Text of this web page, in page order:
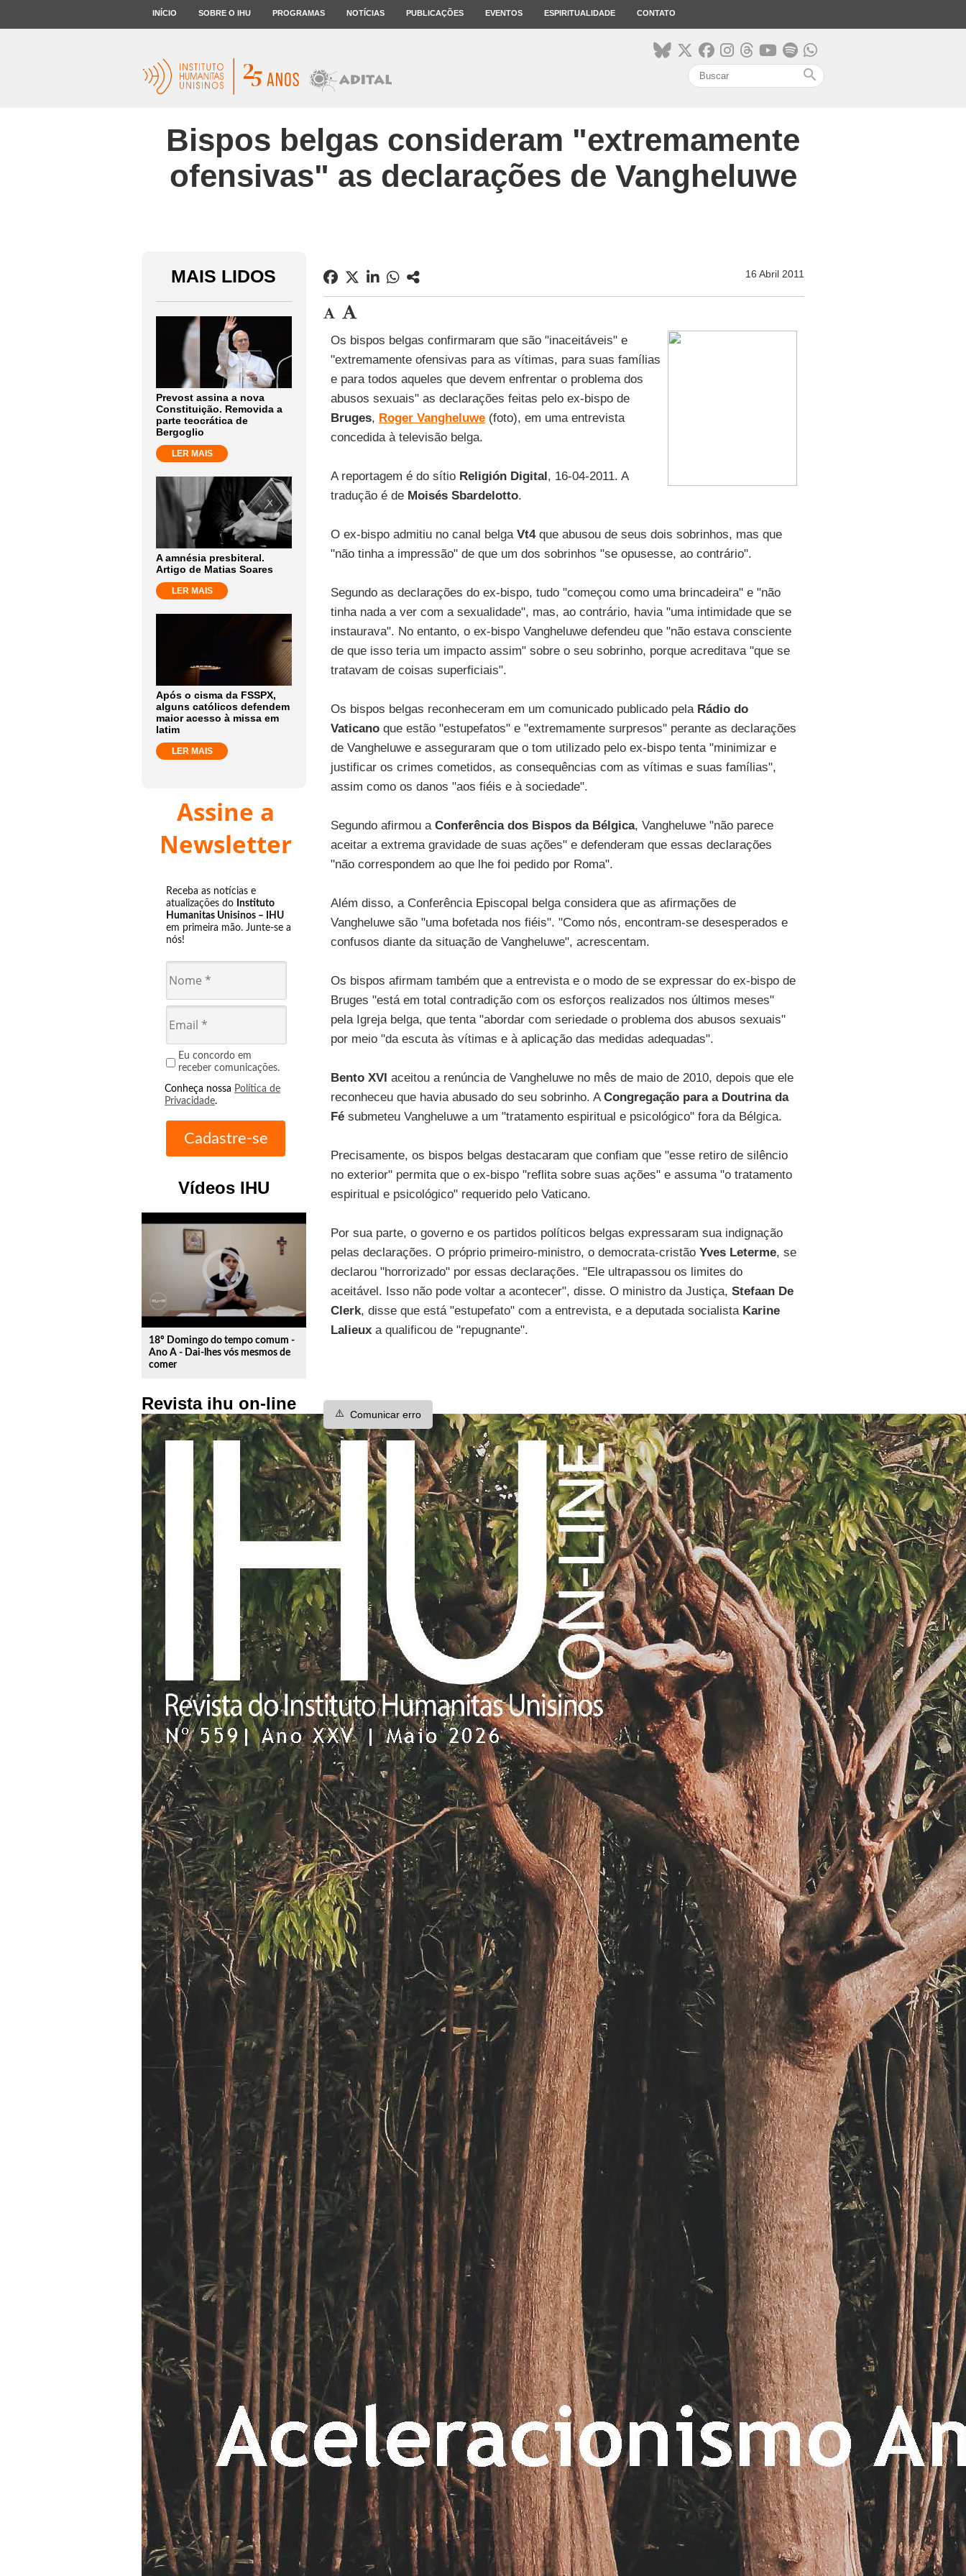
INÍCIO SOBRE O IHU PROGRAMAS NOTÍCIAS PUBLICAÇÕES EVENTOS ESPIRITUALIDADE CONTATO
search
Bispos belgas consideram "extremamente
ofensivas" as declarações de Vangheluwe
MAIS LIDOS
Prevost assina a nova
Constituição. Removida a
parte teocrática de
Bergoglio
LER MAIS
A amnésia presbiteral.
Artigo de Matias Soares
LER MAIS
Após o cisma da FSSPX,
alguns católicos defendem
maior acesso à missa em
latim
LER MAIS
Assine a
Newsletter
Receba as notícias e
atualizações do Instituto
Humanitas Unisinos – IHU
em primeira mão. Junte-se a
nós!
Eu concordo em
receber comunicações.
Conheça nossa Política de
Privacidade.
Vídeos IHU
play_circle_outline
18º Domingo do tempo comum -
Ano A - Dai-lhes vós mesmos de
comer
Revista ihu on-line
16 Abril 2011
Os bispos belgas confirmaram que são "inaceitáveis" e
"extremamente ofensivas para as vítimas, para suas famílias
e para todos aqueles que devem enfrentar o problema dos
abusos sexuais" as declarações feitas pelo ex-bispo de
Bruges, Roger Vangheluwe(foto), em uma entrevista
concedida à televisão belga.
A reportagem é do sítio Religión Digital, 16-04-2011. A
tradução é de Moisés Sbardelotto.
O ex-bispo admitiu no canal belga Vt4 que abusou de seus dois sobrinhos, mas que
"não tinha a impressão" de que um dos sobrinhos "se opusesse, ao contrário".
Segundo as declarações do ex-bispo, tudo "começou como uma brincadeira" e "não
tinha nada a ver com a sexualidade", mas, ao contrário, havia "uma intimidade que se
instaurava". No entanto, o ex-bispo Vangheluwe defendeu que "não estava consciente
de que isso teria um impacto assim" sobre o seu sobrinho, porque acreditava "que se
tratavam de coisas superficiais".
Os bispos belgas reconheceram em um comunicado publicado pela Rádio do
Vaticanoque estão "estupefatos" e "extremamente surpresos" perante as declarações
de Vangheluwe e asseguraram que o tom utilizado pelo ex-bispo tenta "minimizar e
justificar os crimes cometidos, as consequências com as vítimas e suas famílias",
assim como os danos "aos fiéis e à sociedade".
Segundo afirmou a Conferência dos Bispos da Bélgica, Vangheluwe "não parece
aceitar a extrema gravidade de suas ações" e defenderam que essas declarações
"não correspondem ao que lhe foi pedido por Roma".
Além disso, a Conferência Episcopal belga considera que as afirmações de
Vangheluwe são "uma bofetada nos fiéis". "Como nós, encontram-se desesperados e
confusos diante da situação de Vangheluwe", acrescentam.
Os bispos afirmam também que a entrevista e o modo de se expressar do ex-bispo de
Bruges "está em total contradição com os esforços realizados nos últimos meses"
pela Igreja belga, que tenta "abordar com seriedade o problema dos abusos sexuais"
por meio "da escuta às vítimas e à aplicação das medidas adequadas".
Bento XVI aceitou a renúncia de Vangheluwe no mês de maio de 2010, depois que ele
reconheceu que havia abusado do seu sobrinho. ACongregação para a Doutrina da
Fésubmeteu Vangheluwe a um "tratamento espiritual e psicológico" fora da Bélgica.
Precisamente, os bispos belgas destacaram que confiam que "esse retiro de silêncio
no exterior" permita que o ex-bispo "reflita sobre suas ações" e assuma "o tratamento
espiritual e psicológico" requerido pelo Vaticano.
Por sua parte, o governo e os partidos políticos belgas expressaram sua indignação
pelas declarações. O próprio primeiro-ministro, o democrata-cristão Yves Leterme, se
declarou "horrorizado" por essas declarações. "Ele ultrapassou os limites do
aceitável. Isso não pode voltar a acontecer", disse. O ministro da Justiça, Stefaan De
Clerk, disse que está "estupefato" com a entrevista, e a deputada socialista Karine
Lalieuxa qualificou de "repugnante".
⚠️ Comunicar erro